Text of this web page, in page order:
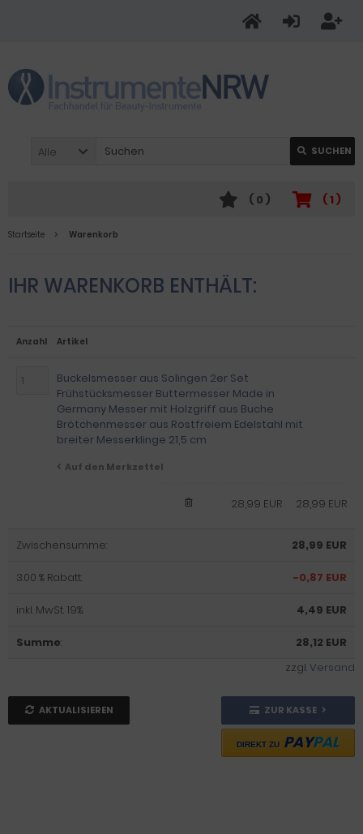
Alle SUCHEN
( 1 )
( 0 )
Startseite Warenkorb
IHR WARENKORB ENTHÄLT:
Anzahl Artikel
Buckelsmesser aus Solingen 2er Set
Frühstücksmesser Buttermesser Made in
Germany Messer mit Holzgriff aus Buche
Brötchenmesser aus Rostfreiem Edelstahl mit
breiter Messerklinge 21,5 cm
Auf den Merkzettel
28,99 EUR
28,99 EUR
Zwischensumme: 28,99 EUR
3.00 % Rabatt: -0,87 EUR
inkl. MwSt. 19%: 4,49 EUR
Summe:
28,12 EUR
zzgl.Versand
AKTUALISIEREN ZUR KASSE
DIREKT ZU PAYPAL